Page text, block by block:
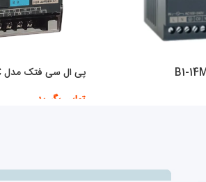
پی ال سی فتک مدل FBS-20MBR2-AC
تماس بگیرید